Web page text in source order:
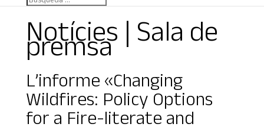
Notícies | Sala de
premsa
L’informe «Changing
Wildfires: Policy Options
for a Fire-literate and